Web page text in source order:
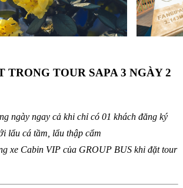
TOUR SAPA 3 NGÀY 2
ngày ngay cả khi chỉ có 01 khách đăng ký
lẩu cá tầm, lẩu thập cẩm
xe Cabin VIP của GROUP BUS khi đặt tour